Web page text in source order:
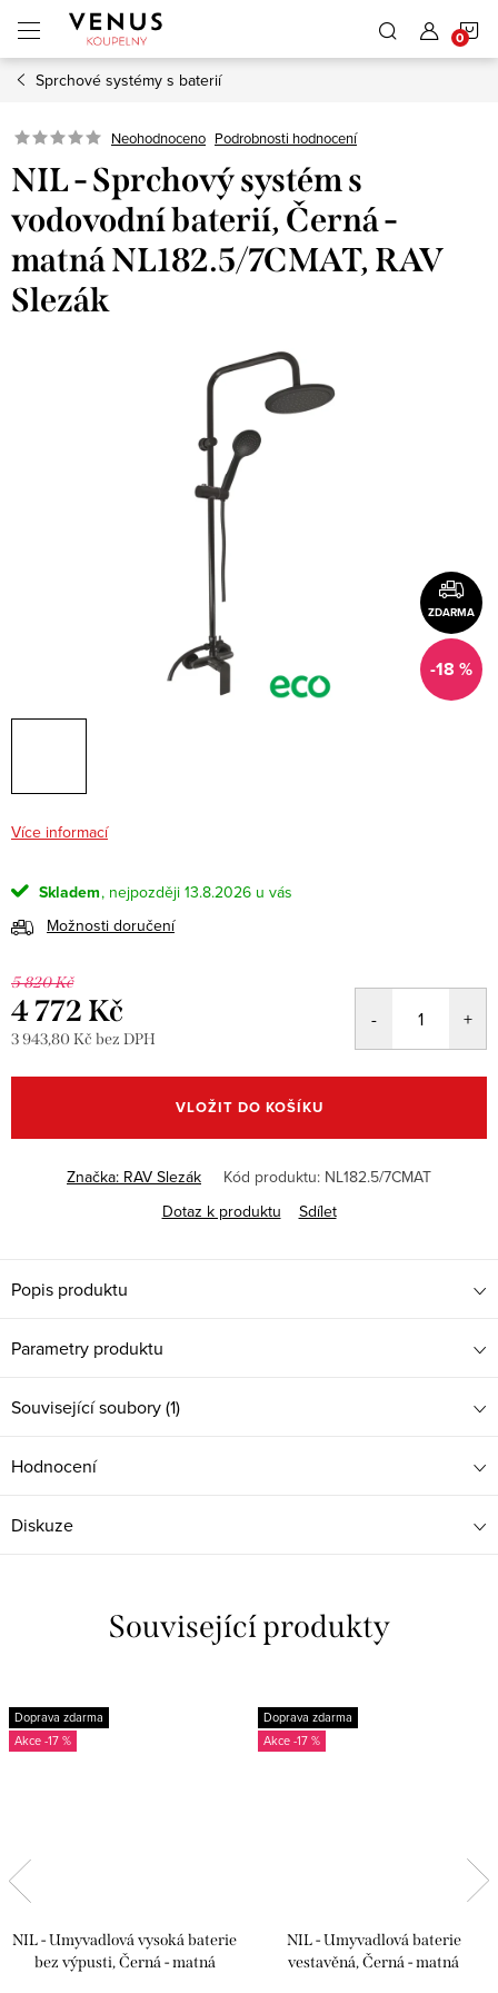
obsah
Sprchové systémy s baterií
Neohodnoceno Podrobnosti hodnocení
NIL - Sprchový systém s
vodovodní baterií, Černá -
matná NL182.5/7CMAT, RAV
Slezák
ZDARMA
-18 %
Více informací
Skladem
13.8.2026
Možnosti doručení
5 820 Kč
4 772 Kč
3 943,80 Kč bez DPH
cena:
VLOŽIT DO KOŠÍKU
Značka: RAV Slezák Kód produktu: NL182.5/7CMAT
Dotaz k produktu
Sdílet
Popis produktu
Parametry produktu
Související soubory (1)
Hodnocení
Diskuze
Související produkty
Doprava zdarma
-17 %
NIL - Umyvadlová vysoká baterie
bez výpusti, Černá - matná
Doprava zdarma
-17 %
NIL - Umyvadlová baterie
vestavěná, Černá - matná